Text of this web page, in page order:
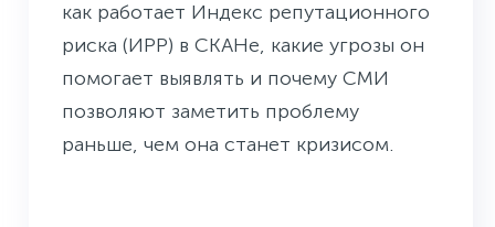
как работает Индекс репутационного
риска (ИРР) в СКАНе, какие угрозы он
помогает выявлять и почему СМИ
позволяют заметить проблему
раньше, чем она станет кризисом.